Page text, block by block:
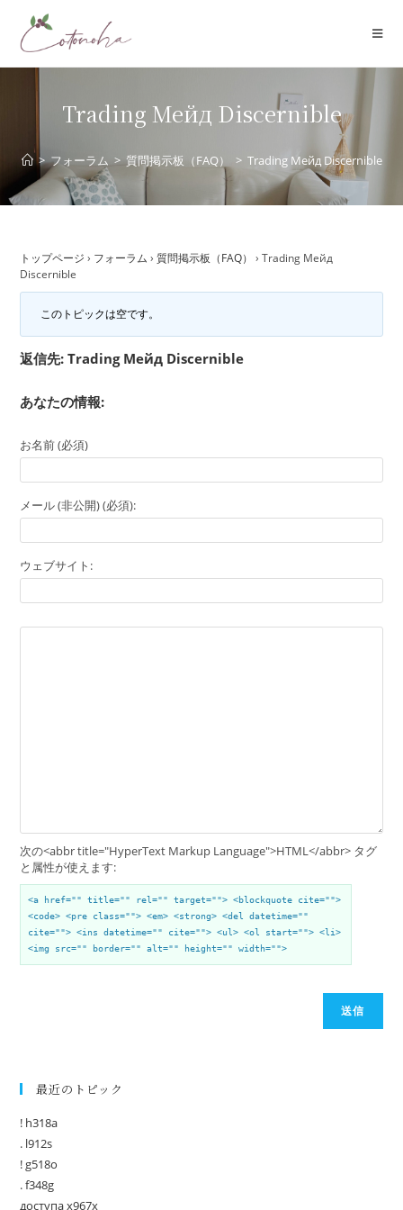
Trading Мейд Discernible
> フォーラム > 質問掲示板（FAQ） > Trading Мейд Discernible
トップページ › フォーラム › 質問掲示板（FAQ） › Trading Мейд
Discernible
このトピックは空です。
返信先: Trading Мейд Discernible
あなたの情報:
お名前 (必須)
メール (非公開) (必須):
ウェブサイト:
次の<abbr title="HyperText Markup Language">HTML</abbr> タグ
と属性が使えます:
<a href="" title="" rel="" target=""> <blockquote cite="">
<code> <pre class=""> <em> <strong> <del datetime=""
cite=""> <ins datetime="" cite=""> <ul> <ol start=""> <li>
<img src="" border="" alt="" height="" width="">
送信
最近のトピック
! h318a
. l912s
! g518o
. f348g
доступа x967x